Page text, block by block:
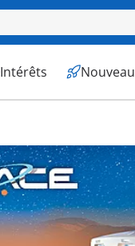
Intérêts Nouveau